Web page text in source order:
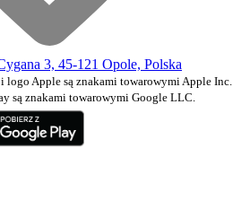
3, 45-121 Opole, Polska
logo Apple są znakami towarowymi Apple Inc.
są znakami towarowymi Google LLC.